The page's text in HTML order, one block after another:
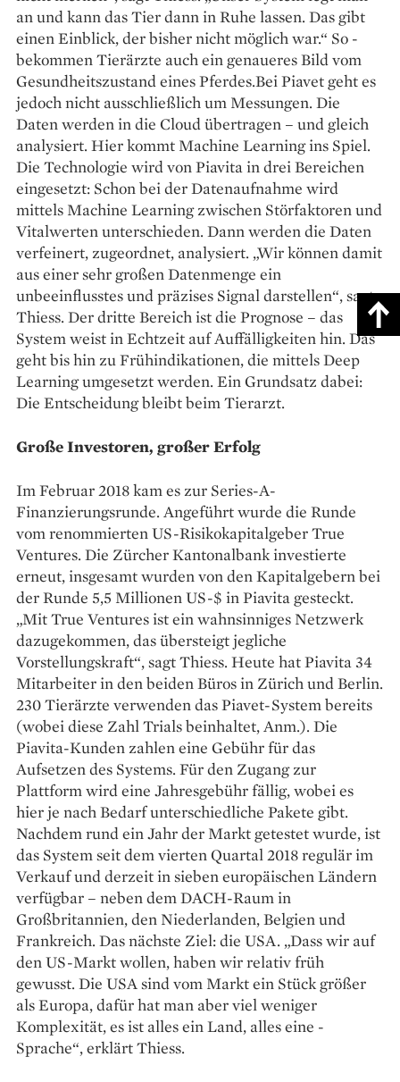
an und kann das Tier dann in Ruhe lassen. Das gibt
einen Einblick, der bisher nicht möglich war.“ So ­
bekommen Tierärzte auch ein genaueres Bild vom
Gesundheitszustand eines Pferdes.Bei Piavet geht es
jedoch nicht ausschließlich um Messungen. Die
Daten werden in die Cloud übertragen – und gleich
analysiert. Hier kommt ­Machine Learning ins Spiel.
Die Technologie wird von Piavita in drei Bereichen
eingesetzt: Schon bei der Datenaufnahme wird
mittels Machine Learning zwischen Störfaktoren und
Vitalwerten unterschieden. Dann werden die Daten
verfeinert, zugeordnet, analysiert. „Wir können damit
aus einer sehr großen Datenmenge ein
unbeeinflusstes und präzises Signal darstellen“, sagt
Thiess. Der dritte Bereich ist die Prognose – das
System weist in Echtzeit auf Auffälligkeiten hin. Das
geht bis hin zu Frühindikationen, die mittels Deep
Learning umgesetzt werden. Ein Grundsatz dabei:
Die Entscheidung bleibt beim Tierarzt.
Große Investoren, großer Erfolg
Im Februar 2018 kam es zur Series-A-
Finanzierungsrunde. Angeführt wurde die Runde
vom renommierten US-Risikokapitalgeber True
Ventures. Die Zürcher Kantonalbank investierte
erneut, insgesamt wurden von den Kapitalgebern bei
der Runde 5,5 Millionen US-$ in Piavita gesteckt.
„Mit True Ventures ist ein wahnsinniges Netzwerk
dazugekommen, das übersteigt jegliche
Vorstellungskraft“, sagt Thiess. Heute hat ­Piavita 34
Mitarbeiter in den beiden Büros in Zürich und ­Berlin.
230 Tierärzte verwenden das Piavet-­System bereits
(wobei diese Zahl Trials beinhaltet, Anm.). Die
Piavita-Kunden zahlen eine Gebühr für das
Aufsetzen des Systems. Für den Zugang zur
Plattform wird eine Jahresgebühr fällig, wobei es
hier je nach Bedarf unterschiedliche Pakete gibt.
Nachdem rund ein Jahr der Markt getestet wurde, ist
das System seit dem vierten Quartal 2018 regulär im
Verkauf und derzeit in sieben europäischen Ländern
verfügbar – neben dem DACH-Raum in
Großbritannien, den Niederlanden, Belgien und
Frankreich. Das nächste Ziel: die USA. „Dass wir auf
den US-Markt wollen, haben wir ­relativ früh
gewusst. Die USA sind vom Markt ein Stück größer
als Europa, dafür hat man aber viel ­weniger
Komplexität, es ist alles ein Land, alles eine ­
Sprache“, erklärt Thiess.